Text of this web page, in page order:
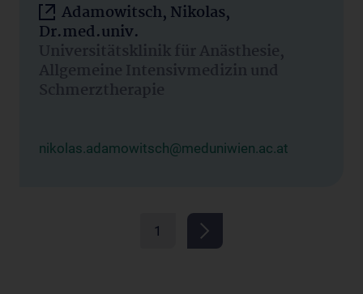
Adamowitsch, Nikolas,
Dr.med.univ.
Universitätsklinik für Anästhesie,
Allgemeine Intensivmedizin und
Schmerztherapie
nikolas.adamowitsch@meduniwien.ac.at
1